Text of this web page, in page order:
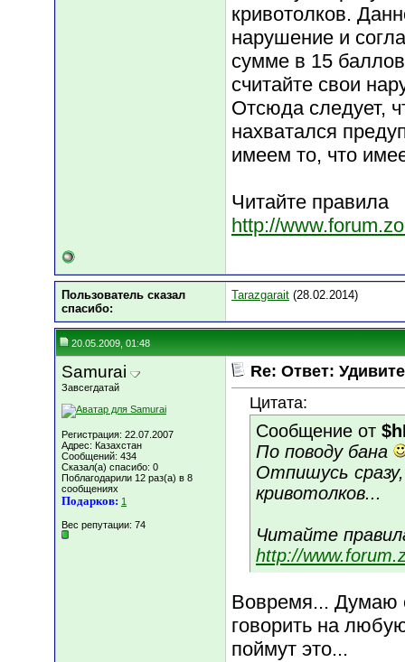
кривотолков.
нарушение и
сумме в 15
считайте свои
Отсюда следует,
нахватался
имеем то, что
Читайте правила
http://
Пользователь сказал
cпасибо:
Tarazgarait (28.02.2014)
20.05.2009, 01:48
Samurai
Завсегдатай
Регистрация: 22.07.2007
Адрес: Казахстан
Сообщений: 434
Сказал(а) спасибо: 0
Поблагодарили 12 раз(а) в 8
сообщениях
Подарков: 1
Вес репутации: 74
Re: Ответ:
Цитата:
Сообщение от
По поводу бана
Отпишусь
кривотолков...
Читайте
http://
Вовремя... Думаю
говорить на
поймут это...